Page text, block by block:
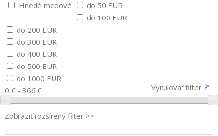
Hnedé medové
do 50 EUR
do 100 EUR
do 200 EUR
do 300 EUR
do 400 EUR
do 500 EUR
do 1000 EUR
0 € - 366 €
Vynulovať filter
Zobraziť rozšírený filter >>